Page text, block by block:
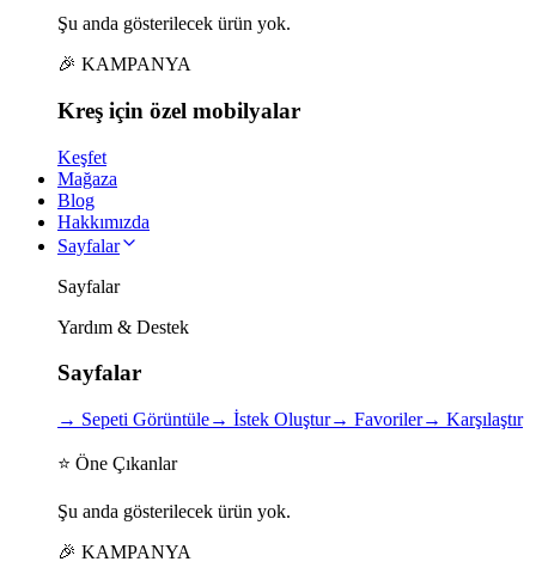
Şu anda gösterilecek ürün yok.
🎉 KAMPANYA
Kreş için özel mobilyalar
Keşfet
Mağaza
Blog
Hakkımızda
Sayfalar
Sayfalar
Yardım & Destek
Sayfalar
→ Sepeti Görüntüle→ İstek Oluştur→ Favoriler→ Karşılaştır
⭐ Öne Çıkanlar
Şu anda gösterilecek ürün yok.
🎉 KAMPANYA